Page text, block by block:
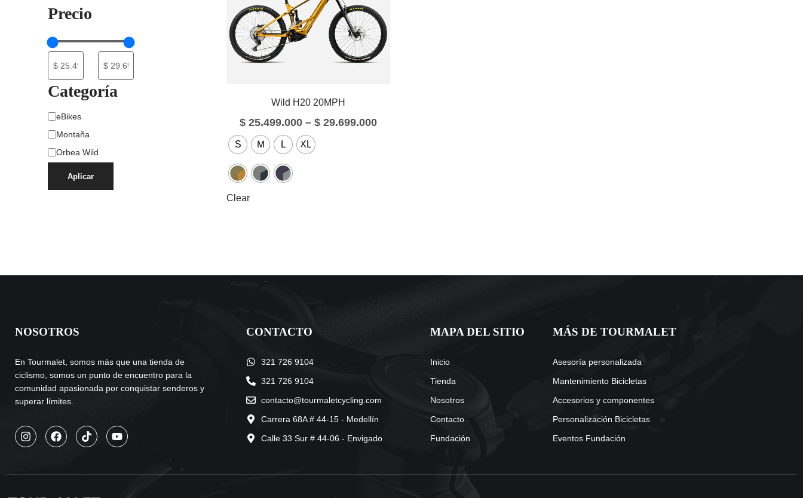
Precio
Categoría
eBikes
Montaña
Orbea Wild
Aplicar
Wild H20 20MPH
$25.499.000 – $29.699.000
S M L XL
Clear
NOSOTROS
En Tourmalet, somos más que una tienda de
ciclismo, somos un punto de encuentro para la
comunidad apasionada por conquistar senderos y
superar límites.
CONTACTO
321 726 9104
321 726 9104
contacto@tourmaletcycling.com
Carrera 68A # 44-15 - Medellín
Calle 33 Sur # 44-06 - Envigado
MAPA DEL SITIO
Inicio
Tienda
Nosotros
Contacto
Fundación
MÁS DE TOURMALET
Asesoría personalizada
Mantenimiento Bicicletas
Accesorios y componentes
Personalización Bicicletas
Eventos Fundación